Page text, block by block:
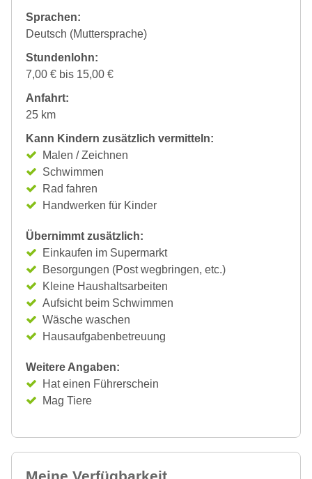
Sprachen:
Deutsch (Muttersprache)
Stundenlohn:
7,00 € bis 15,00 €
Anfahrt:
25 km
Kann Kindern zusätzlich vermitteln:
Malen / Zeichnen
Schwimmen
Rad fahren
Handwerken für Kinder
Übernimmt zusätzlich:
Einkaufen im Supermarkt
Besorgungen (Post wegbringen, etc.)
Kleine Haushaltsarbeiten
Aufsicht beim Schwimmen
Wäsche waschen
Hausaufgabenbetreuung
Weitere Angaben:
Hat einen Führerschein
Mag Tiere
Meine Verfügbarkeit